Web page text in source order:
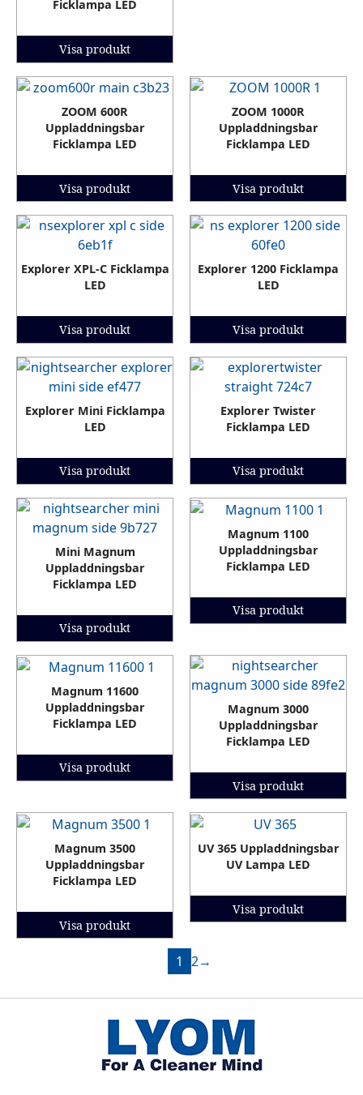
Ficklampa LED
Visa produkt
ZOOM 600R
Uppladdningsbar
Ficklampa LED
Visa produkt
ZOOM 1000R
Uppladdningsbar
Ficklampa LED
Visa produkt
Explorer XPL-C Ficklampa
LED
Visa produkt
Explorer 1200 Ficklampa
LED
Visa produkt
Explorer Mini Ficklampa
LED
Visa produkt
Explorer Twister
Ficklampa LED
Visa produkt
Mini Magnum
Uppladdningsbar
Ficklampa LED
Visa produkt
Magnum 1100
Uppladdningsbar
Ficklampa LED
Visa produkt
Magnum 11600
Uppladdningsbar
Ficklampa LED
Visa produkt
Magnum 3000
Uppladdningsbar
Ficklampa LED
Visa produkt
Magnum 3500
Uppladdningsbar
Ficklampa LED
Visa produkt
UV 365 Uppladdningsbar
UV Lampa LED
Visa produkt
1 2→